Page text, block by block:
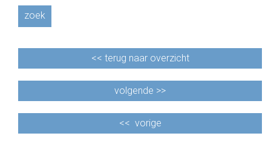
zoek
<< terug naar overzicht
volgende >>
<< vorige